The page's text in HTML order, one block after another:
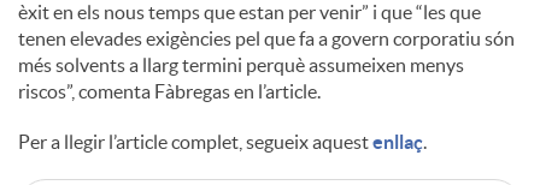
èxit en els nous temps que estan per venir” i que “les que
tenen elevades exigències pel que fa a govern corporatiu són
més solvents a llarg termini perquè assumeixen menys
riscos”, comenta Fàbregas en l’article.
Per a llegir l’article complet, segueix aquestenllaç.